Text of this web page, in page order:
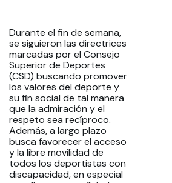
Durante el fin de semana,
se siguieron las directrices
marcadas por el Consejo
Superior de Deportes
(CSD) buscando promover
los valores del deporte y
su fin social de tal manera
que la admiración y el
respeto sea recíproco.
Además, a largo plazo
busca favorecer el acceso
y la libre movilidad de
todos los deportistas con
discapacidad, en especial